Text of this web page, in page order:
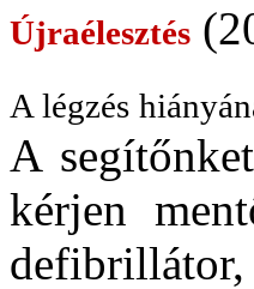
Újraélesztés
A légzés
A
kérjen
defibrillátor,